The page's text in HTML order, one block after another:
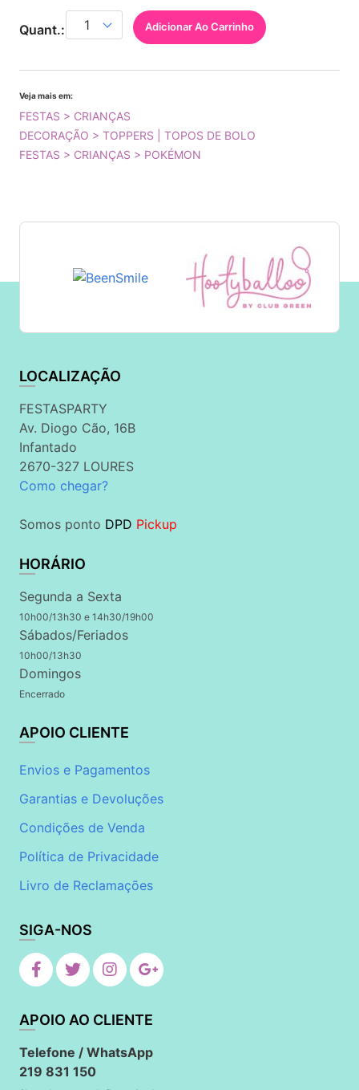
Quant.: Adicionar Ao Carrinho
Veja mais em:
FESTAS > CRIANÇAS
DECORAÇÃO > TOPPERS | TOPOS DE BOLO
FESTAS > CRIANÇAS > POKÉMON
LOCALIZAÇÃO
FESTASPARTY
Av. Diogo Cão, 16B
Infantado
2670-327 LOURES
Como chegar?
Somos ponto DPD Pickup
HORÁRIO
Segunda a Sexta
10h00/13h30 e 14h30/19h00
Sábados/Feriados
10h00/13h30
Domingos
Encerrado
APOIO CLIENTE
Envios e Pagamentos
Garantias e Devoluções
Condições de Venda
Política de Privacidade
Livro de Reclamações
SIGA-NOS
APOIO AO CLIENTE
Telefone / WhatsApp
219 831 150